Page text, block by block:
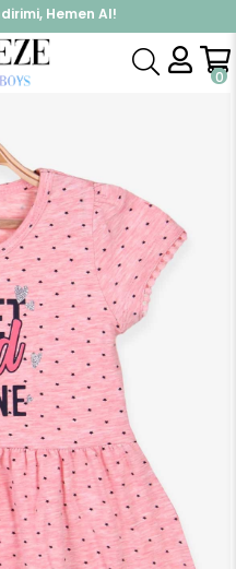
Hemen Al!
Kap, Hemen Üye Ol!
0
Yazlık Elbise Kiz Çocuk Elbise Baskili Yildizli Somon Melanj (3 Yaş)